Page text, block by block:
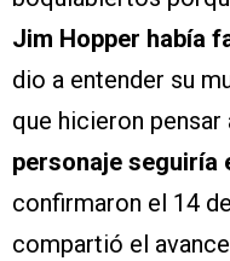
Jim Hopper había
dio a entender su
que hicieron
personaje seguiría
confirmaron el 14
compartió el